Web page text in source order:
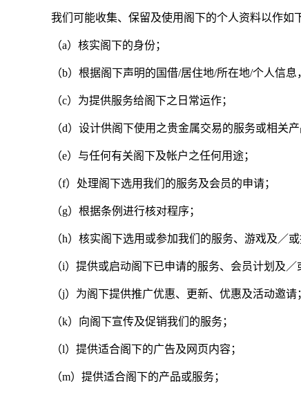
我们可能收集、保留及使用阁下的个人资料以作如
（a）核实阁下的身份；
（b）根据阁下声明的国借/居住地/所在地/个人信
（c）为提供服务给阁下之日常运作；
（d）设计供阁下使用之贵金属交易的服务或相关产
（e）与任何有关阁下及帐户之任何用途；
（f）处理阁下选用我们的服务及会员的申请；
（g）根据条例进行核对程序；
（h）核实阁下选用或参加我们的服务、游戏及／
（i）提供或启动阁下已申请的服务、会员计划及
（j）为阁下提供推广优惠、更新、优惠及活动邀请
（k）向阁下宣传及促销我们的服务；
（l）提供适合阁下的广告及网页内容；
（m）提供适合阁下的产品或服务；